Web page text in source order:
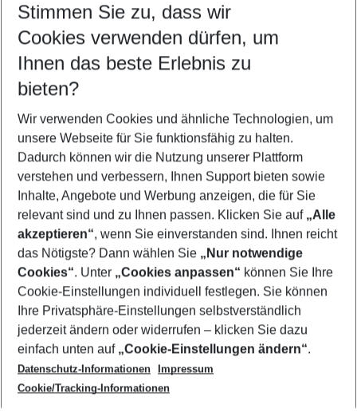
Abflughafen wählen
Beliebiger Abflughafen
Reisezeitraum wählen
08.08.26– 06.08.27 5-8 Nächte
2 Erwachsene Keine Kinder
Mehr Filter anzeigen
Footer
Footer navigation
Über uns
AGB
Cookie-Einstellungen ändern
Cookie-Richtlinie
Datenschutz
Service & Hilfe
Barrierefreies Reisen
Check-in
Folgen Sie uns
Stimmen Sie zu, dass wir
Cookies verwenden dürfen, um
Ihnen das beste Erlebnis zu
bieten?
Wir verwenden Cookies und ähnliche Technologien, um
unsere Webseite für Sie funktionsfähig zu halten.
Dadurch können wir die Nutzung unserer Plattform
verstehen und verbessern, Ihnen Support bieten sowie
Inhalte, Angebote und Werbung anzeigen, die für Sie
relevant sind und zu Ihnen passen. Klicken Sie auf „Alle
akzeptieren“, wenn Sie einverstanden sind. Ihnen reicht
das Nötigste? Dann wählen Sie „Nur notwendige
Cookies“. Unter „Cookies anpassen“ können Sie Ihre
Cookie-Einstellungen individuell festlegen. Sie können
Ihre Privatsphäre-Einstellungen selbstverständlich
jederzeit ändern oder widerrufen – klicken Sie dazu
einfach unten auf „Cookie-Einstellungen ändern“.
Datenschutz-Informationen
Impressum
Cookie/Tracking-Informationen